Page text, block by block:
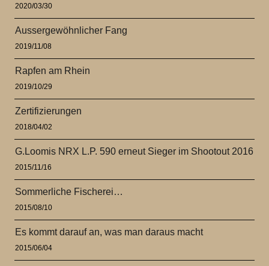
2020/03/30
Aussergewöhnlicher Fang
2019/11/08
Rapfen am Rhein
2019/10/29
Zertifizierungen
2018/04/02
G.Loomis NRX L.P. 590 erneut Sieger im Shootout 2016
2015/11/16
Sommerliche Fischerei…
2015/08/10
Es kommt darauf an, was man daraus macht
2015/06/04